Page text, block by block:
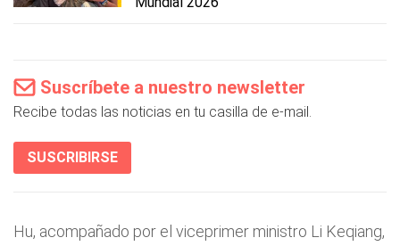
Suscríbete a nuestro newsletter
Recibe todas las noticias en tu casilla de e-mail.
SUSCRIBIRSE
Hu, acompañado por el viceprimer ministro Li Keqiang,